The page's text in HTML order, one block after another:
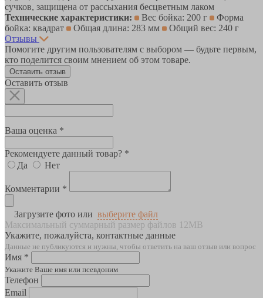
сучков, защищена от рассыхания бесцветным лаком
Технические характеристики:
Вес бойка: 200 г
Форма
бойка: квадрат
Общая длина: 283 мм
Общий вес: 240 г
Отзывы
Помогите другим пользователям с выбором — будьте первым,
кто поделится своим мнением об этом товаре.
Оставить отзыв
Оставить отзыв
Ваша оценка *
Рекомендуете данный товар? *
Да
Нет
Комментарии *
Загрузите фото или выберите файл
Максимальный суммарный размер файлов 12MB
Укажите, пожалуйста, контактные данные
Данные не публикуются и нужны, чтобы ответить на ваш отзыв или вопрос
Имя *
Укажите Ваше имя или псевдоним
Телефон
Email